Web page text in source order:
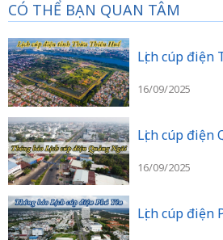
CÓ THỂ BẠN QUAN TÂM
Lịch cúp điện
16/09/2025
Lịch cúp điện
16/09/2025
Lịch cúp điện